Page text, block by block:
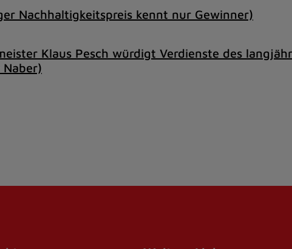
Nachhaltigkeitspreis kennt nur Gewinner)
Klaus Pesch würdigt Verdienste des